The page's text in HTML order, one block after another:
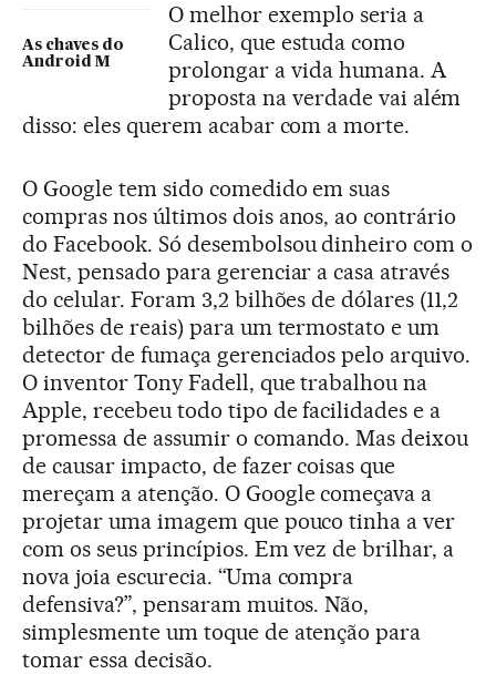
As chaves do
Android M
O melhor exemplo seria a
Calico, que estuda como
prolongar a vida humana. A
proposta na verdade vai além
disso: eles querem acabar com a morte.
O Google tem sido comedido em suas
compras nos últimos dois anos, ao contrário
do Facebook. Só desembolsou dinheiro com o
Nest, pensado para gerenciar a casa através
do celular. Foram 3,2 bilhões de dólares (11,2
bilhões de reais) para um termostato e um
detector de fumaça gerenciados pelo arquivo.
O inventor Tony Fadell, que trabalhou na
Apple, recebeu todo tipo de facilidades e a
promessa de assumir o comando. Mas deixou
de causar impacto, de fazer coisas que
mereçam a atenção. O Google começava a
projetar uma imagem que pouco tinha a ver
com os seus princípios. Em vez de brilhar, a
nova joia escurecia. “Uma compra
defensiva?”, pensaram muitos. Não,
simplesmente um toque de atenção para
tomar essa decisão.